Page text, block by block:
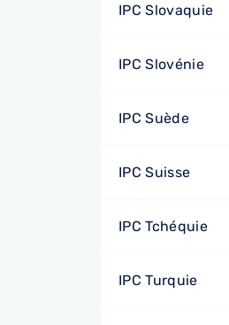
IPC Slovaquie
IPC Slovénie
IPC Suède
IPC Suisse
IPC Tchéquie
IPC Turquie